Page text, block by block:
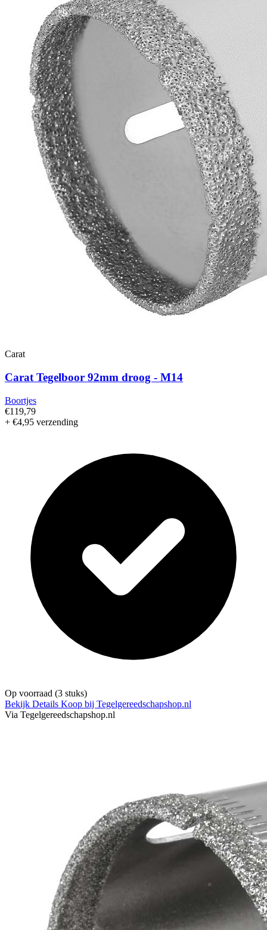
Carat
Carat Tegelboor 92mm droog - M14
Boortjes
€119,79
+ €4,95 verzending
Op voorraad (3 stuks)
Bekijk Details Koop bij Tegelgereedschapshop.nl
Via Tegelgereedschapshop.nl